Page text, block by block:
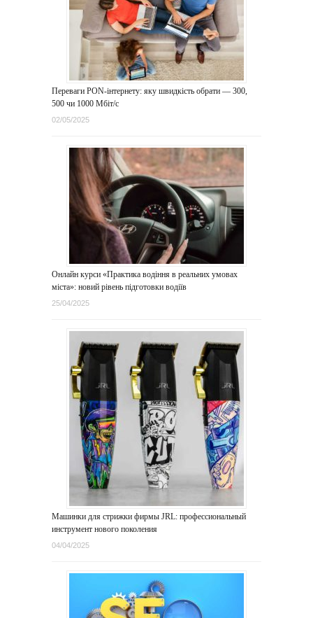
Переваги PON-інтернету: яку швидкість обрати — 300,
500 чи 1000 Мбіт/с
02/05/2025
Онлайн курси «Практика водіння в реальних умовах
міста»: новий рівень підготовки водіїв
25/04/2025
Машинки для стрижки фирмы JRL: профессиональный
инструмент нового поколения
04/04/2025